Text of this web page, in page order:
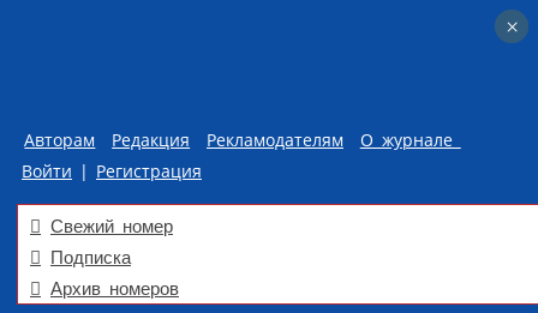
Авторам Редакция Рекламодателям
О журнале
Войти | Регистрация
Свежий номер
Подписка
Архив номеров
×
×